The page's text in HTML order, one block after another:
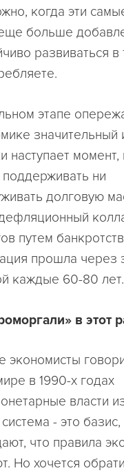
когда эти
больше
развиваться в
этапе
значительный
момент,
ни
долговую
путем
прошла через
каждые 60-80 лет.
в этот
в 1990-х годах
власти
- это
что правила
Но хочется